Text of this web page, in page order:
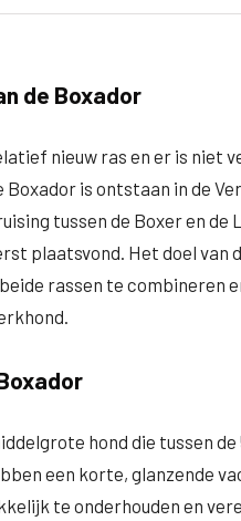
de Boxador
nieuw ras en er is niet
is ontstaan in de
tussen de Boxer en
plaatsvond. Het doel
rassen te combineren
hond die tussen
een korte, glanzende
te onderhouden en